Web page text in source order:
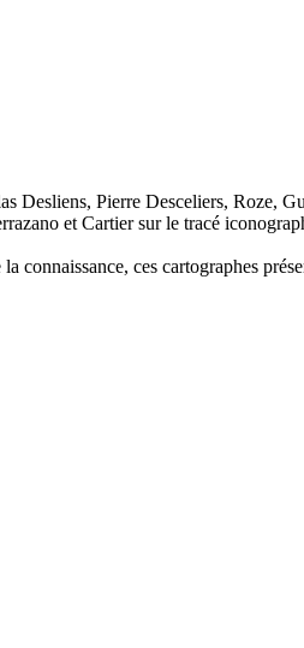
Desliens, Pierre Desceliers, Roze,
et Cartier sur le tracé
ces cartographes